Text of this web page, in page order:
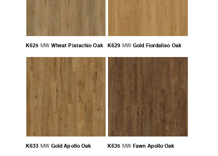
K625 MW Wheat Pistachio Oak K629 MW Gold Fiordaliso Oak
K633 MW Gold Apollo Oak K635 MW Fawn Apollo Oak